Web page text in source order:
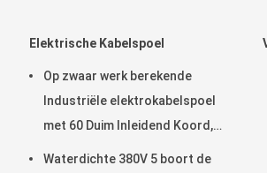
Elektrische Kabelspoel
Op zwaar werk berekende
Industriële elektrokabelspoel
met 60 Duim Inleidend Koord,
Waterdichte 380V 5 boort de